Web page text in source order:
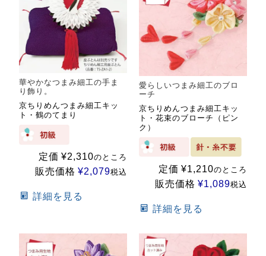
華やかなつまみ細工の手ま
り飾り。
京ちりめんつまみ細工キッ
ト・鶴のてまり
定価 ¥2,310のところ
販売価格 ¥2,079税込
詳細を見る
愛らしいつまみ細工のブロ
ーチ
京ちりめんつまみ細工キッ
ト・花束のブローチ（ピン
ク）
定価 ¥1,210のところ
販売価格 ¥1,089税込
詳細を見る